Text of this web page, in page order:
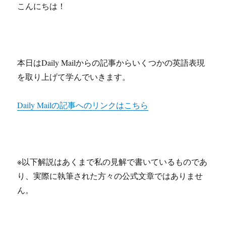
こんにちは！
本日はDaily Mailからの記事からいくつかの英語表現
を取り上げて学んでいきます。
Daily Mailの記事へのリンクはこちら
※以下解説はあくまで私の見解で書いているものであ
り、実際に執筆された方々の公式文章ではありませ
ん。